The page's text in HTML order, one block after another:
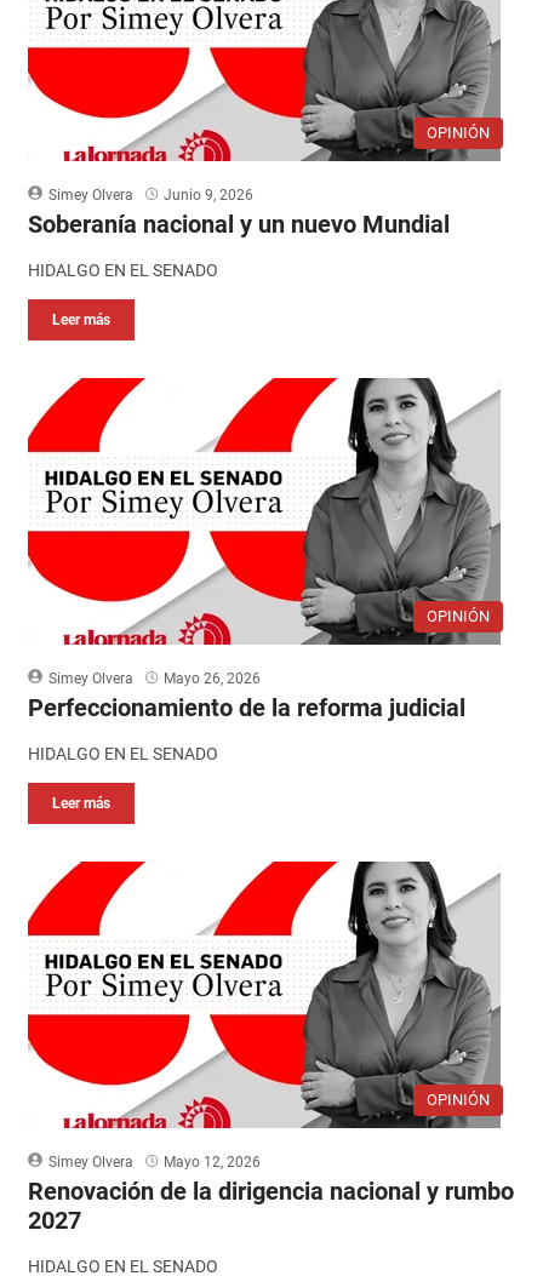
OPINIÓN
Simey Olvera Junio 9, 2026
Soberanía nacional y un nuevo Mundial
HIDALGO EN EL SENADO
Leer más
OPINIÓN
Simey Olvera Mayo 26, 2026
Perfeccionamiento de la reforma judicial
HIDALGO EN EL SENADO
Leer más
OPINIÓN
Simey Olvera Mayo 12, 2026
Renovación de la dirigencia nacional y rumbo
2027
HIDALGO EN EL SENADO